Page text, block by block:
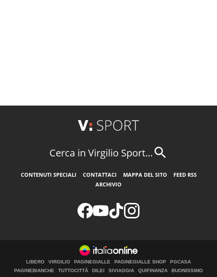
Cerca in Virgilio Sport...
CONTENUTI SPECIALI CONTATTACI MAPPA DEL SITO
FEED RSS
ARCHIVIO
LIBERO VIRGILIO PAGINEGIALLE PAGINEGIALLE SHOP
PGCASA
PAGINEBIANCHE
TUTTOCITTÀ DILEI SIVIAGGIA QUIFINANZA
BUONISSIMO